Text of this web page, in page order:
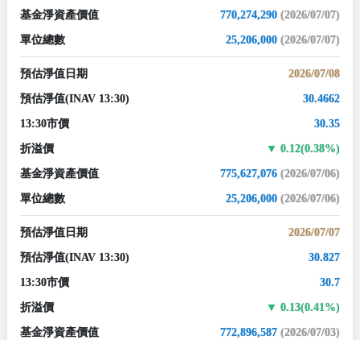
基金淨資產價值 770,274,290 (2026/07/07)
單位總數 25,206,000 (2026/07/07)
預估淨值日期 2026/07/08
預估淨值(INAV 13:30) 30.4662
13:30市價 30.35
折溢價 0.12(0.38%)
基金淨資產價值 775,627,076 (2026/07/06)
單位總數 25,206,000 (2026/07/06)
預估淨值日期 2026/07/07
預估淨值(INAV 13:30) 30.827
13:30市價 30.7
折溢價 0.13(0.41%)
基金淨資產價值 772,896,587 (2026/07/03)